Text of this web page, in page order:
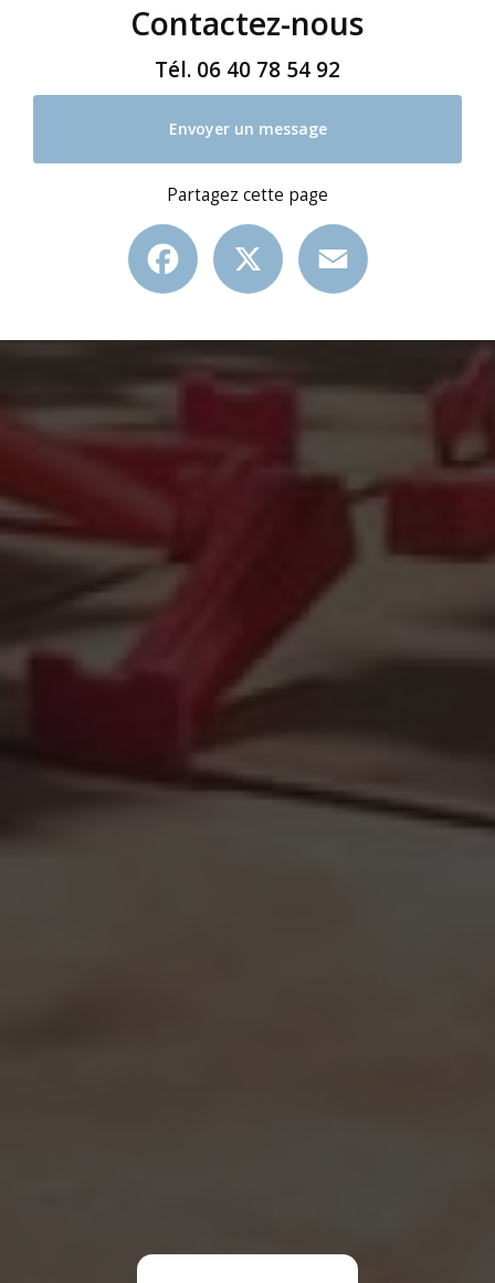
Contactez-nous
Tél. 06 40 78 54 92
Envoyer un message
Partagez cette page
Facebook